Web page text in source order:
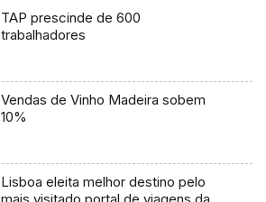
TAP prescinde de 600
trabalhadores
Vendas de Vinho Madeira sobem
10%
Lisboa eleita melhor destino pelo